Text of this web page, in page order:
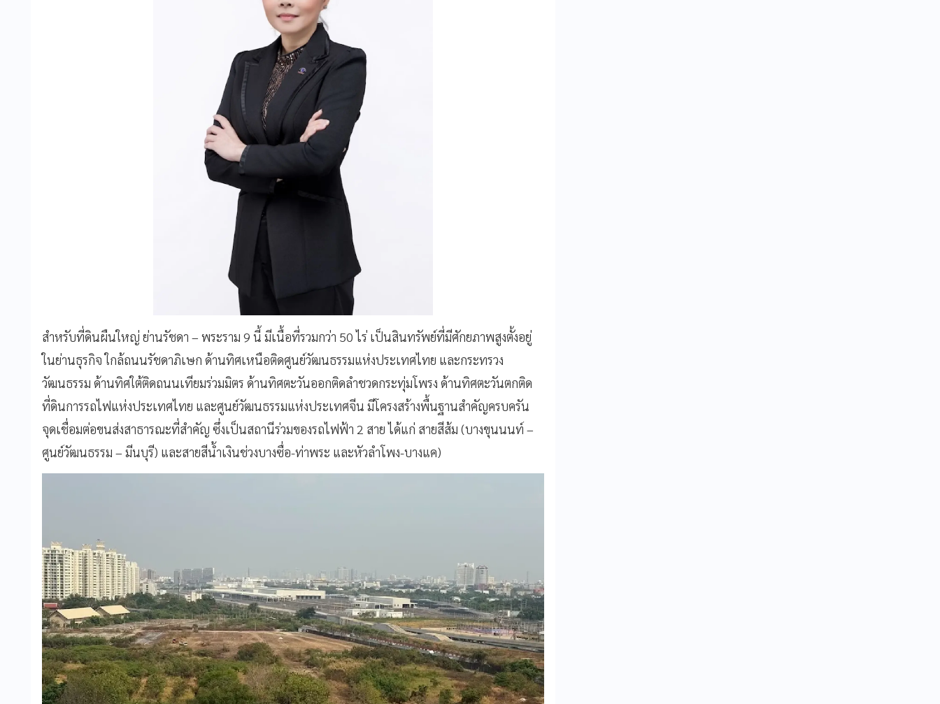
สำหรับที่ดินผืนใหญ่ ย่านรัชดา – พระราม 9 นี้ มีเนื้อที่รวมกว่า 50 ไร่ เป็นสินทรัพย์ที่มีศักยภาพสูงตั้งอยู่
ในย่านธุรกิจ ใกล้ถนนรัชดาภิเษก ด้านทิศเหนือติดศูนย์วัฒนธรรมแห่งประเทศไทย และกระทรวง
วัฒนธรรม ด้านทิศใต้ติดถนนเทียมร่วมมิตร ด้านทิศตะวันออกติดลำชวดกระทุ่มโพรง ด้านทิศตะวันตกติด
ที่ดินการรถไฟแห่งประเทศไทย และศูนย์วัฒนธรรมแห่งประเทศจีน มีโครงสร้างพื้นฐานสำคัญครบครัน
จุดเชื่อมต่อขนส่งสาธารณะที่สำคัญ ซึ่งเป็นสถานีร่วมของรถไฟฟ้า 2 สาย ได้แก่ สายสีส้ม (บางขุนนนท์ –
ศูนย์วัฒนธรรม – มีนบุรี) และสายสีน้ำเงินช่วงบางซื่อ-ท่าพระ และหัวลำโพง-บางแค)